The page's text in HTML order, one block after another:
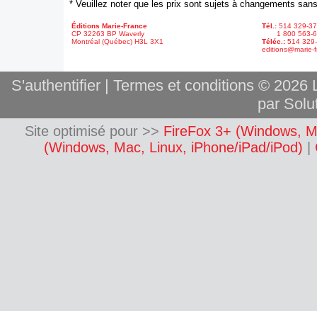
* Veuillez noter que les prix sont sujets à changements
Éditions Marie-France
CP 32263 BP Waverly
Montréal (Québec) H3L 3X1
Tél.: 514 329-
1 800 563-
Téléc.: 514
editions@marie-
S'authentifier| Termes et conditions © 2026
par
Site optimisé pour >> FireFox 3+ (Windows,
(Windows, Mac, Linux, iPhone/iPad/iPod)